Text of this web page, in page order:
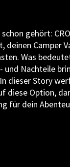
gehört:
deinen Camper
Was
und Nachteile
dieser Story
diese Option,
für dein